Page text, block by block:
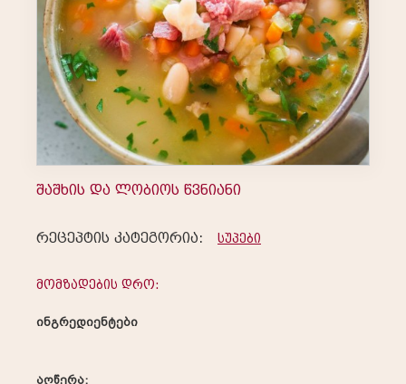
შაშხის და ლობიოს წვნიანი
რეცეპტის კატეგორია: სუპები
მომზადების დრო:
ინგრედიენტები
აღწერა: